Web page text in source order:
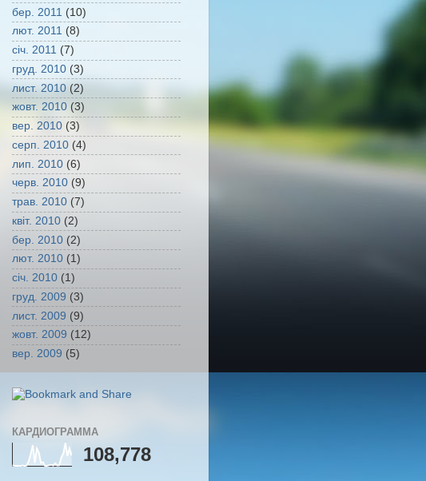
бер. 2011 (10)
лют. 2011 (8)
січ. 2011 (7)
груд. 2010(3)
лист. 2010(2)
жовт. 2010(3)
вер. 2010(3)
серп. 2010(4)
лип. 2010(6)
черв. 2010(9)
трав. 2010(7)
квіт. 2010(2)
бер. 2010(2)
лют. 2010(1)
січ. 2010(1)
груд. 2009 (3)
лист. 2009 (9)
жовт. 2009 (12)
вер. 2009 (5)
КАРДИОГРАММА
108,778